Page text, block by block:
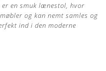
er en smuk lænestol, hvor
og kan nemt samles og
ind i den moderne